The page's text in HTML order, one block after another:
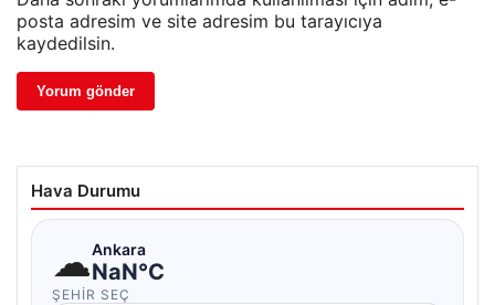
posta adresim ve site adresim bu tarayıcıya
kaydedilsin.
Hava Durumu
☁Ankara
NaN°C
ŞEHIR SEÇ